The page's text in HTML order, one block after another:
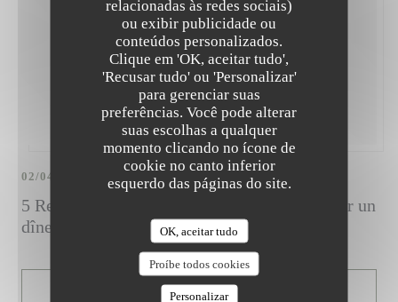
relacionadas às redes sociais)
ou exibir publicidade ou
conteúdos personalizados.
Clique em 'OK, aceitar tudo',
'Recusar tudo' ou 'Personalizar'
para gerenciar suas
preferências. Você pode alterar
suas escolhas a qualquer
momento clicando no ícone de
cookie no canto inferior
esquerdo das páginas do site.
OK, aceitar tudo
Proíbe todos cookies
Personalizar
5 Restaurants étoilés qu'on rêve de tester pour un
dîner exceptionnel à Paris
02/04/2024
LER O ARTIGO